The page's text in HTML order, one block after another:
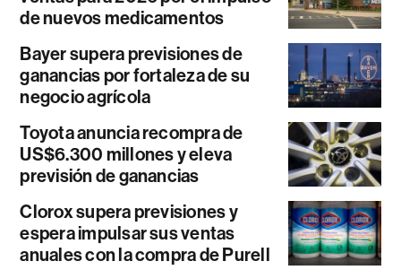
de nuevos medicamentos
Bayer supera previsiones de
ganancias por fortaleza de su
negocio agrícola
Toyota anuncia recompra de
US$6.300 millones y eleva
previsión de ganancias
Clorox supera previsiones y
espera impulsar sus ventas
anuales con la compra de Purell